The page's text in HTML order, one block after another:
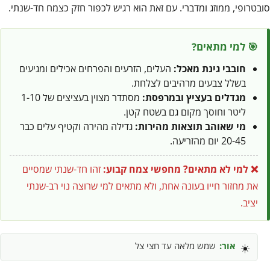
סובטרופי, ממוזג ומדברי. עם זאת הוא רגיש לכפור חזק כצמח חד-שנתי.
🎯 למי מתאים?
חובבי גינת מאכל: העלים, הזרעים והפרחים אכילים ומגיעים
בשלל צבעים מרהיבים לצלחת.
מגדלים בעציץ ובמרפסת:
מסתדר מצוין בעציצים של 1-10
ליטר וחוסך מקום גם בשטח קטן.
מי שאוהב תוצאות מהירות: גדילה מהירה וקטיף עלים כבר
20-45 יום מהזריעה.
❌ למי לא מתאים? מחפשי צמח קבוע: זהו חד-שנתי שמסיים
את מחזור חייו בעונה אחת, ולא מתאים למי שרוצה נוי רב-שנתי
יציב.
☀️ אור: שמש מלאה עד חצי צל